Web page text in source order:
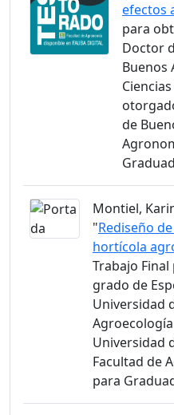
efectos
para
Doctor
Buenos
de
Montiel,
"Rediseño
hortícola
Trabajo
grado de
Universidad
Universidad
Facultad de
para